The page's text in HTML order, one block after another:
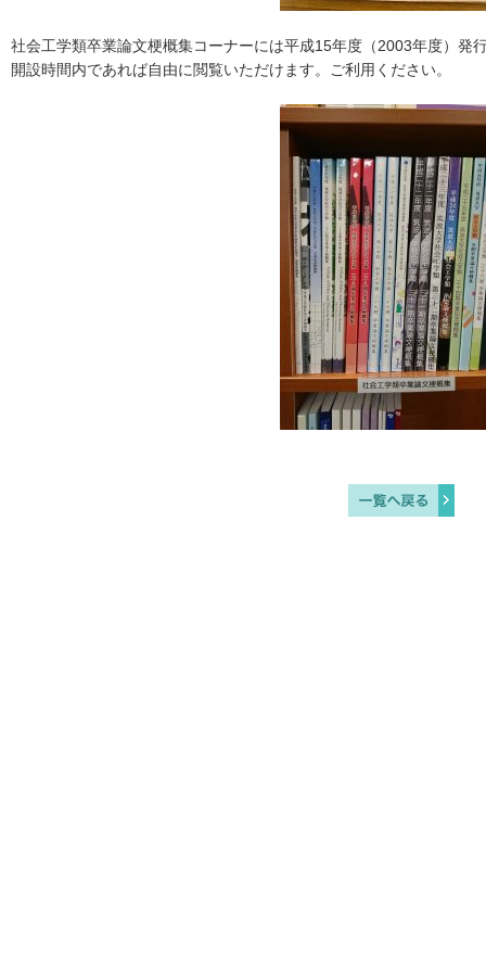
社会工学類卒業論文梗概集コーナーには平成15年度（2003年度）発
開設時間内であれば自由に閲覧いただけます。ご利用ください。